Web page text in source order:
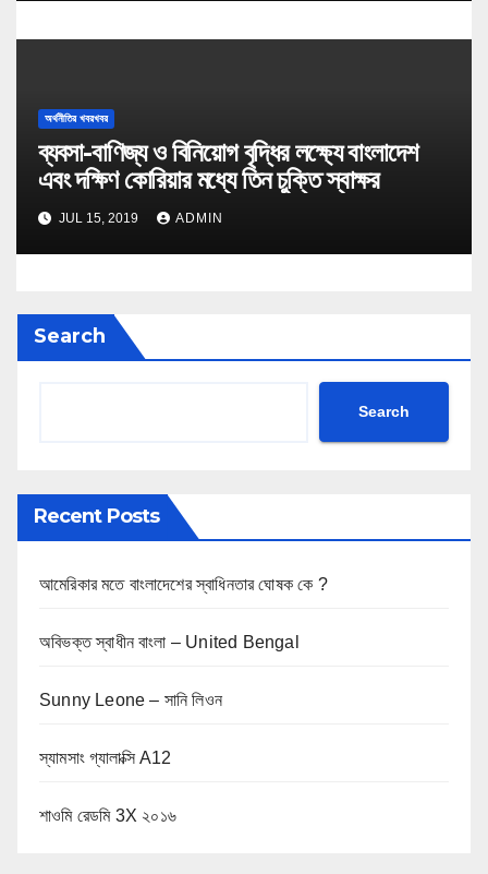
অর্থনীতির খবরখবর
ব্যবসা-বাণিজ্য ও বিনিয়োগ বৃদ্ধির লক্ষ্যে বাংলাদেশ
এবং দক্ষিণ কোরিয়ার মধ্যে তিন চুক্তি স্বাক্ষর
JUL 15, 2019 ADMIN
Search
Search
Recent Posts
আমেরিকার মতে বাংলাদেশের স্বাধিনতার ঘোষক কে ?
অবিভক্ত স্বাধীন বাংলা – United Bengal
Sunny Leone – সানি লিওন
স্যামসাং গ্যালাক্সি A12
শাওমি রেডমি 3X ২০১৬